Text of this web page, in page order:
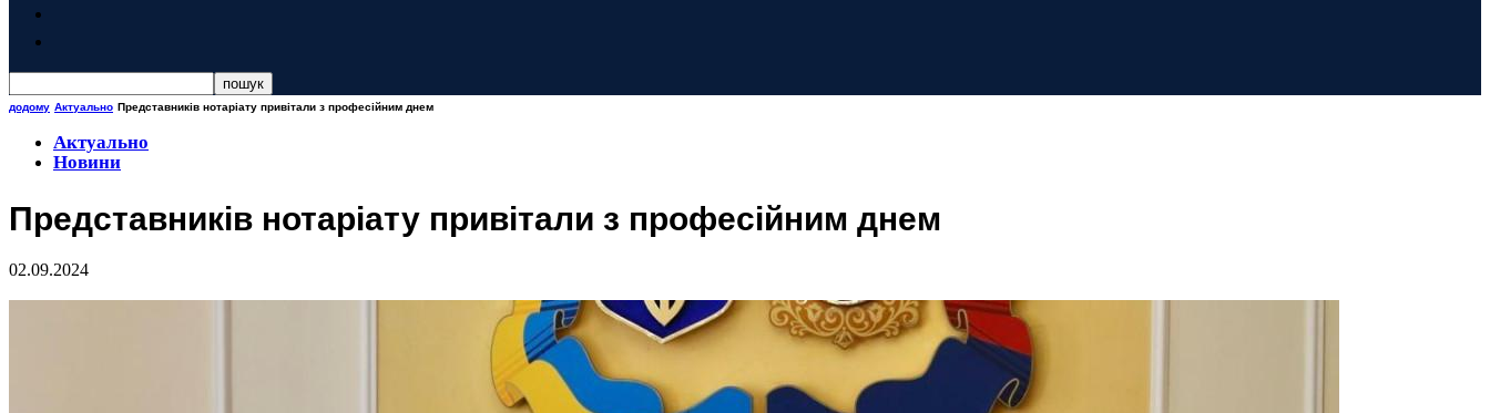
додому Актуально Представників нотаріату привітали з професійним днем
Актуально
Новини
Представників нотаріату привітали з професійним днем
02.09.2024